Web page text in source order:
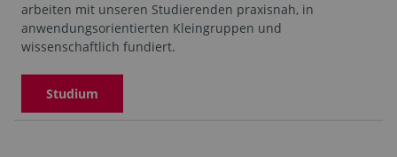
arbeiten mit unseren Studierenden praxisnah, in
anwendungsorientierten Kleingruppen und
wissenschaftlich fundiert.
Studium